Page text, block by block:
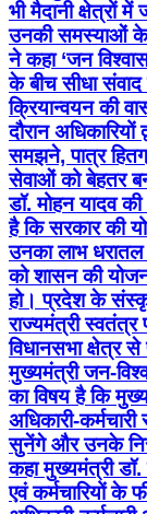
भी मैदानी क्षेत्रों
उनकी समस्याओं के
ने कहा ‘जन
के बीच सीधा
क्रियान्वयन की
दौरान
समझने, पात्र
सेवाओं को बेहतर
डॉ. मोहन यादव
है कि सरकार की
उनका लाभ
को शासन की
हो। प्रदेश के
राज्यमंत्री स्वतंत्र
विधानसभा क्षेत्र
मुख्यमंत्री जन-
का विषय है कि
अधिकारी-
सुनेंगे और उनके
कहा मुख्यमंत्री
एवं कर्मचारियों के